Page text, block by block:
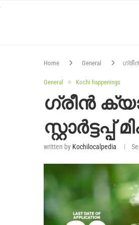
Home General
General Kochi happenings
ഗ്രീൻ
സ്റ്റാർട്ടപ്പ്
written by Kochilocalpedia